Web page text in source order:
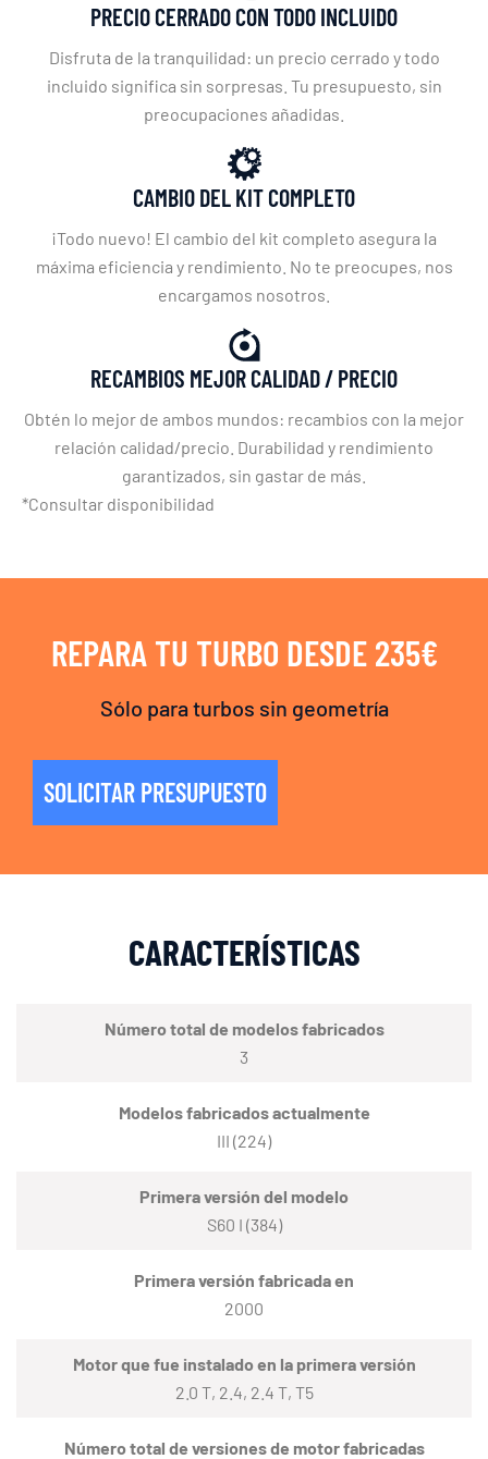
PRECIO CERRADO CON TODO INCLUIDO
Disfruta de la tranquilidad: un precio cerrado y todo
incluido significa sin sorpresas. Tu presupuesto, sin
preocupaciones añadidas.
CAMBIO DEL KIT COMPLETO
¡Todo nuevo! El cambio del kit completo asegura la
máxima eficiencia y rendimiento. No te preocupes, nos
encargamos nosotros.
RECAMBIOS MEJOR CALIDAD / PRECIO
Obtén lo mejor de ambos mundos: recambios con la mejor
relación calidad/precio. Durabilidad y rendimiento
garantizados, sin gastar de más.
*Consultar disponibilidad
REPARA TU TURBO DESDE 235€
Sólo para turbos sin geometría
SOLICITAR PRESUPUESTO
CARACTERÍSTICAS
Número total de modelos fabricados
3
Modelos fabricados actualmente
III (224)
Primera versión del modelo
S60 I (384)
Primera versión fabricada en
2000
Motor que fue instalado en la primera versión
2.0 T, 2.4, 2.4 T, T5
Número total de versiones de motor fabricadas